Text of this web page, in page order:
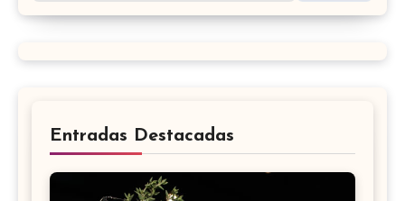
Entradas Destacadas